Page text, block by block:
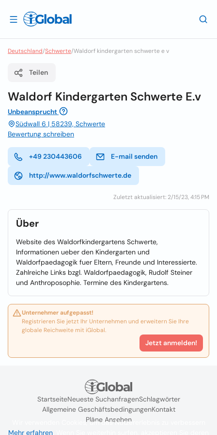
Deutschland/Schwerte/Waldorf kindergarten schwerte e v
Teilen
Waldorf Kindergarten Schwerte E.v
Unbeansprucht
Südwall 6 | 58239, Schwerte
Bewertung schreiben
+49 230443606 E-mail senden
http://www.waldorfschwerte.de
Zuletzt aktualisiert: 2/15/23, 4:15 PM
Über
Website des Waldorfkindergartens Schwerte,
Informationen ueber den Kindergarten und
Waldorfpaedagogik fuer Eltern, Freunde und Interessierte.
Zahlreiche Links bzgl. Waldorfpaedagogik, Rudolf Steiner
und Anthroposophie. Termine des Kindergartens.
Unternehmer aufgepasst!
Registrieren Sie jetzt Ihr Unternehmen und erweitern Sie Ihre
globale Reichweite mit iGlobal.
Jetzt anmelden!
StartseiteNeueste SuchanfragenSchlagwörter
Allgemeine GeschäftsbedingungenKontakt
Pläne Ansehen
Wir verwenden Cookies, um das Nutzererlebnis zu verbessern
Mehr erfahren